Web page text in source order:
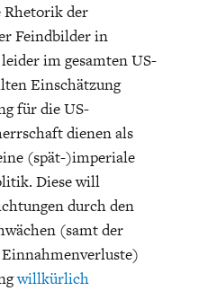
der
Feindbilder in
im gesamten US-
Einschätzung
für die US-
dienen als
(spät-)imperiale
Diese will
durch den
(samt der
willkürlich